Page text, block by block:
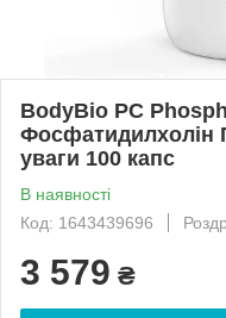
BodyBio PC
Фосфатидилхолін
уваги 100 капс
В наявності
Код: 1643439696
3 579 ₴